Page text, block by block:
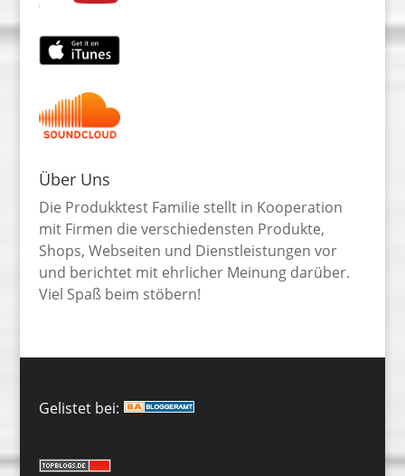
Über Uns
Die Produkktest Familie stellt in Kooperation
mit Firmen die verschiedensten Produkte,
Shops, Webseiten und Dienstleistungen vor
und berichtet mit ehrlicher Meinung darüber.
Viel Spaß beim stöbern!
Gelistet bei: